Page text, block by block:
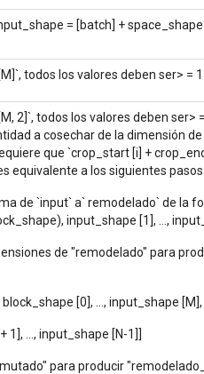
= [batch] +
todos los valores deben ser> =
2]`, todos los valores deben ser>
a cosechar de la dimensión
que `crop_start [i] +
equivalente a los siguientes
de `input` a` remodelado` de la
input_shape [1], ...,
de "remodelado" para
[0], ..., input_shape
1], ..., input_shape [N-1]]
para producir